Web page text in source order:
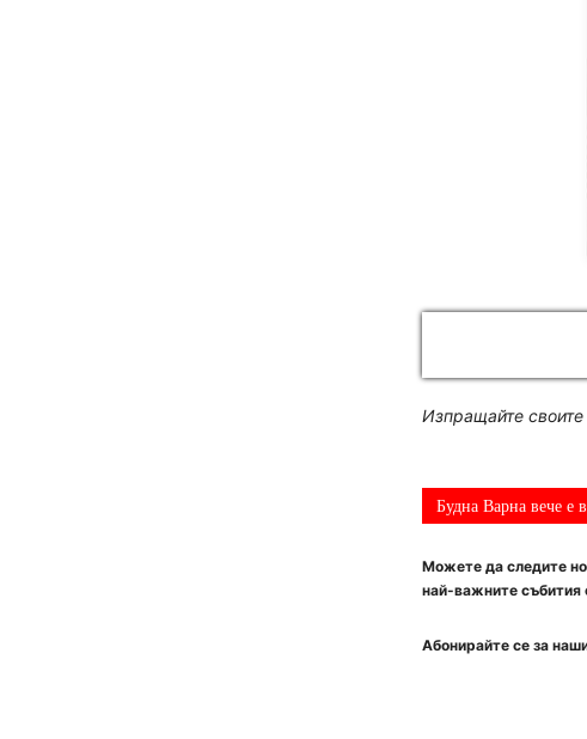
Изпращайте своите
Будна Варна вече
Можете да следите
най-важните събития
Абонирайте се за